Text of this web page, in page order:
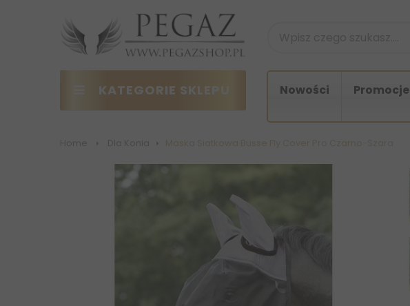
KATEGORIE SKLEPU Nowości Promocje